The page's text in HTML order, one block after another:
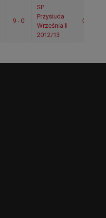
9 - 0
SP
Przysiuda
Września II
2012/13
09:22